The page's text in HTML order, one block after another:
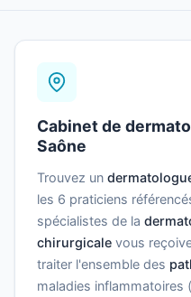
Cabinet de
Saône
Trouvez un
les 6 praticiens
spécialistes de la
chirurgicale vous
traiter l'ensemble des
maladies inflammatoires